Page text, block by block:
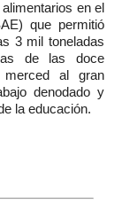
en el
que permitió
3 mil toneladas
de las doce
merced al gran
denodado y
la educación.